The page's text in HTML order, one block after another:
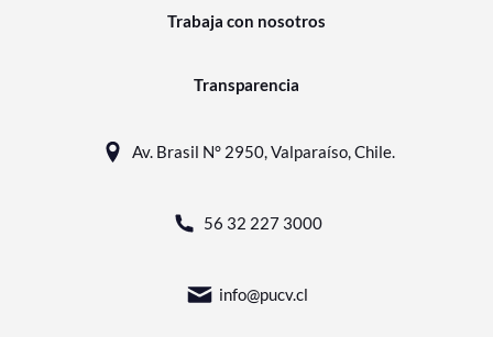
Trabaja con nosotros
Transparencia
Av. Brasil N° 2950, Valparaíso, Chile.
56 32 227 3000
info@pucv.cl